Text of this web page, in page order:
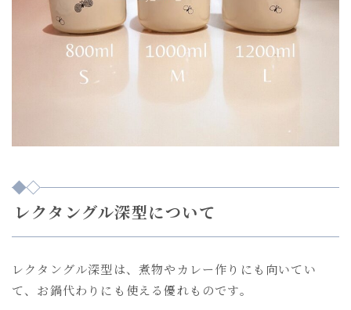
レクタングル深型について
レクタングル深型は、煮物やカレー作りにも向いてい
て、お鍋代わりにも使える優れものです。